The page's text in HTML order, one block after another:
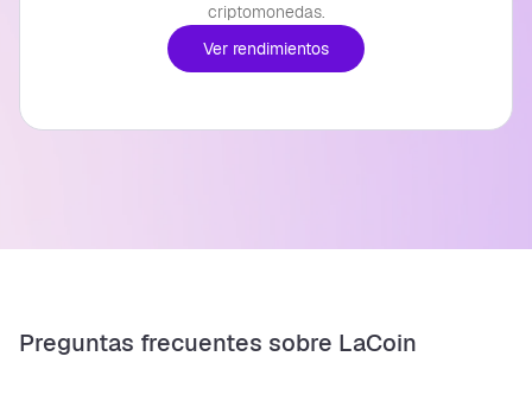
criptomonedas.
Ver rendimientos
Preguntas frecuentes sobre LaCoin